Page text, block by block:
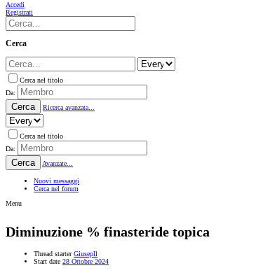
Accedi
Registrati
Cerca
Cerca nel titolo
Da:
Cerca Ricerca avanzata...
Cerca nel titolo
Da:
Cerca Avanzate...
Nuovi messaggi
Cerca nel forum
Menu
Diminuzione % finasteride topica
Thread starter Giusepll
Start date 28 Ottobre 2024